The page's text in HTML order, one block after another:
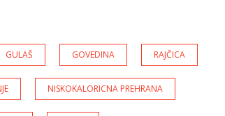
GULAŠ GOVEDINA RAJČICA
NISKOKALORICNA PREHRANA